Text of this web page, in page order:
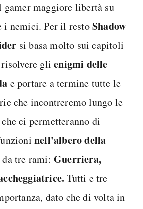
gamer maggiore libertà su
i nemici. Per il restoShadow
si basa molto sui capitoli
risolvere glienigmi delle
e portare a termine tutte le
che incontreremo lungo le
ci permetteranno di
nell'albero della
da tre rami:Guerriera,
Tutti e tre
dato che di volta in